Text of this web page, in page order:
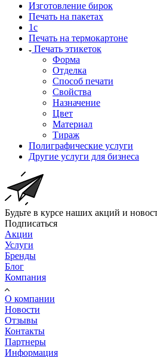
Изготовление бирок
Печать на пакетах
1c
Печать на термокартоне
Печать этикеток
Форма
Отделка
Способ печати
Свойства
Назначение
Цвет
Материал
Тираж
Полиграфические услуги
Другие услуги для бизнеса
Будьте в курсе наших акций и
Подписаться
Акции
Услуги
Бренды
Блог
Компания
О компании
Новости
Отзывы
Контакты
Партнеры
Информация